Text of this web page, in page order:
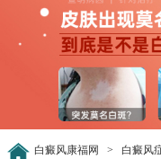
白癜风康福网 > 白癜风